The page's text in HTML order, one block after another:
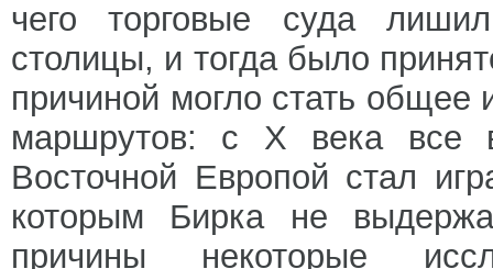
чего торговые суда
столицы, и тогда было
причиной могло стать
маршрутов: с X века все
Восточной Европой стал
которым Бирка не
причины некоторые